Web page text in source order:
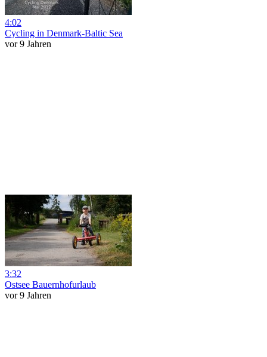
4:02
Cycling in Denmark-Baltic Sea
vor 9 Jahren
3:32
Ostsee Bauernhofurlaub
vor 9 Jahren